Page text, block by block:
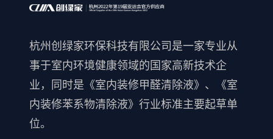
杭州创绿家环保科技有限公司是一家专业从
事于室内环境健康领域的国家高新技术企
业，同时是《室内装修甲醛清除液》、《室
内装修苯系物清除液》行业标准主要起草单
位。